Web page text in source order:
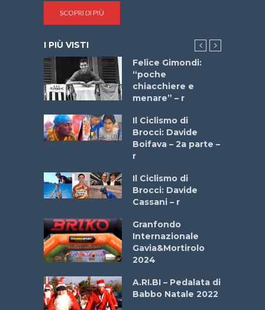
SCOPRI DI PIÙ
I PIÙ VISTI
Felice Gimondi:
“poche
chiacchiere e
menare” – r
Il Ciclismo di
Brocci: Davide
Boifava – 2a parte –
r
Il Ciclismo di
Brocci: Davide
Cassani – r
Granfondo
Internazionale
Gavia&Mortirolo
2024
A.RI.BI – Pedalata di
Babbo Natale 2022